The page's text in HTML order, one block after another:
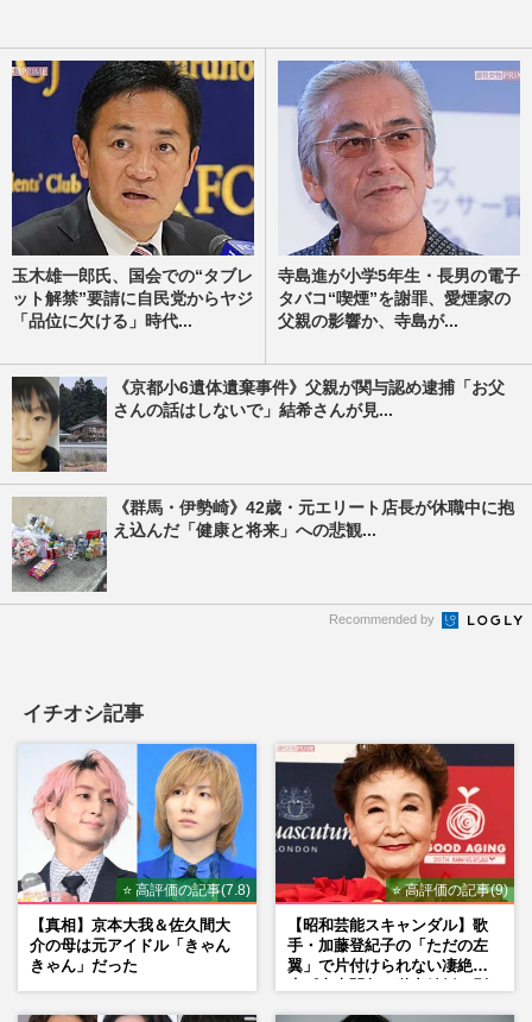
玉木雄一郎氏、国会での“タブレ
ット解禁”要請に自民党からヤジ
「品位に欠ける」時代...
寺島進が小学5年生・長男の電子
タバコ“喫煙”を謝罪、愛煙家の
父親の影響か、寺島が...
《京都小6遺体遺棄事件》父親が関与認め逮捕「お父
さんの話はしないで」結希さんが見...
《群馬・伊勢崎》42歳・元エリート店長が休職中に抱
え込んだ「健康と将来」への悲観...
Recommended by
イチオシ記事
⭐ 高評価の記事(7.8)
【真相】京本大我＆佐久間大
介の母は元アイドル「きゃん
きゃん」だった
⭐ 高評価の記事(9)
【昭和芸能スキャンダル】歌
手・加藤登紀子の「ただの左
翼」で片付けられない凄絶半